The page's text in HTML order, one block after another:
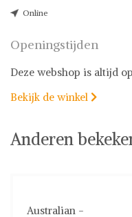
Online
Openingstijden
Deze webshop is altijd
Bekijk de winkel 
Anderen
Australian -